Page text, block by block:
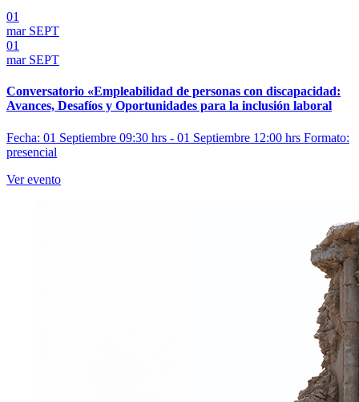
01
mar SEPT
01
mar SEPT
Conversatorio «Empleabilidad de personas con discapacidad:
Avances, Desafíos y Oportunidades para la inclusión laboral
Fecha: 01 Septiembre 09:30 hrs - 01 Septiembre 12:00 hrs Formato:
presencial
Ver evento